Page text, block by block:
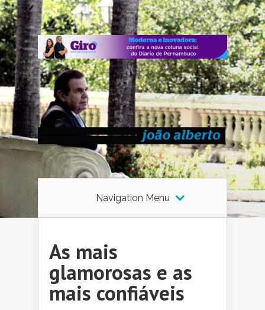
Navigation Menu
As mais
glamorosas e as
mais confiáveis